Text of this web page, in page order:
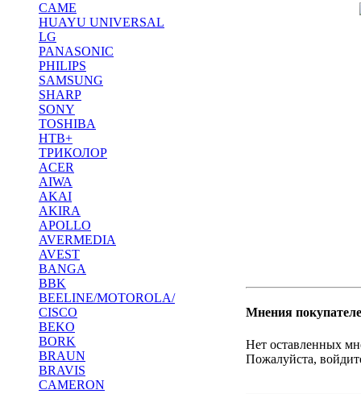
CAME
HUAYU UNIVERSAL
LG
PANASONIC
PHILIPS
SAMSUNG
SHARP
SONY
TOSHIBA
НТВ+
ТРИКОЛОР
ACER
AIWA
AKAI
AKIRA
APOLLO
AVERMEDIA
AVEST
BANGA
BBK
BEELINE/MOTOROLA/
CISCO
BEKO
BORK
BRAUN
BRAVIS
CAMERON
Мнения
Нет оставленных
Пожалуйста,